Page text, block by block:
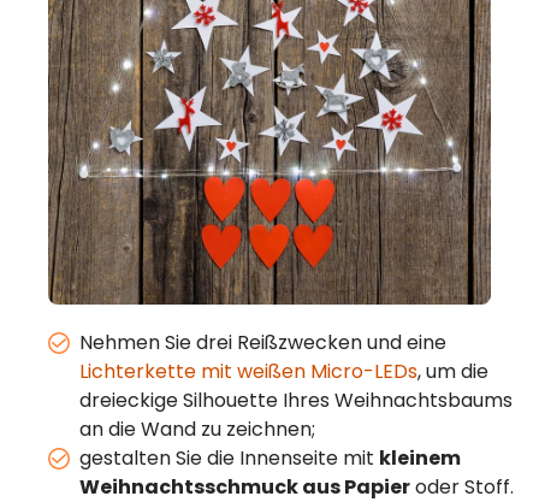
Nehmen Sie drei Reißzwecken und eine
Lichterkette mit weißen Micro-LEDs, um die
dreieckige Silhouette Ihres Weihnachtsbaums
an die Wand zu zeichnen;
gestalten Sie die Innenseite mit kleinem
Weihnachtsschmuck aus Papieroder Stoff.